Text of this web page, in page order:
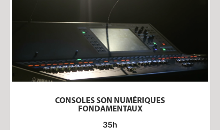
CONSOLES SON NUMÉRIQUES
FONDAMENTAUX
35h